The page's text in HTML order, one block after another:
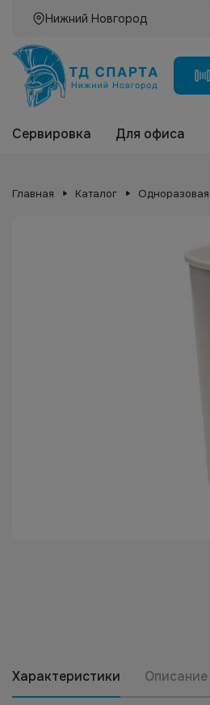
Нижний Новгород
Сервировка Для офиса
Главная Каталог
Характеристики Описание